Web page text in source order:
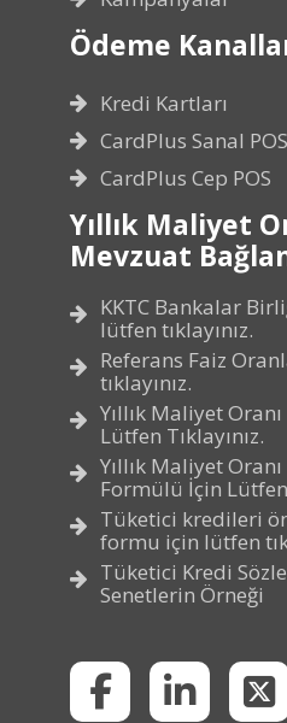
Ödeme
Kredi Kartları
CardPlus Sanal POS
CardPlus Cep POS
Yıllık Maliyet
Mevzuat
KKTC Bankalar
lütfen tıklayınız.
Referans Faiz
tıklayınız.
Yıllık Maliyet
Lütfen Tıklayınız.
Yıllık Maliyet
Formülü İçin Lütfen
Tüketici kredileri
formu için lütfen
Tüketici Kredi
Senetlerin Örneği